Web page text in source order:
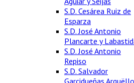
S.D. Cesárea Ruiz de
Esparza
S.D. José Antonio
Plancarte y
S.D. José Antonio
Repiso
S.D. Salvador
Garcidueñas Arguëllo